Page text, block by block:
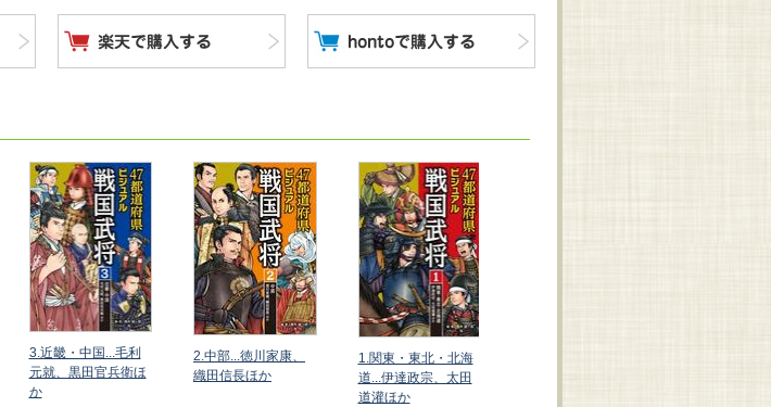
3.近畿・中国...毛利
元就、黒田官兵衛ほ
か
2.中部...徳川家康、
織田信長ほか
1.関東・東北・北海
道...伊達政宗、太田
道灌ほか